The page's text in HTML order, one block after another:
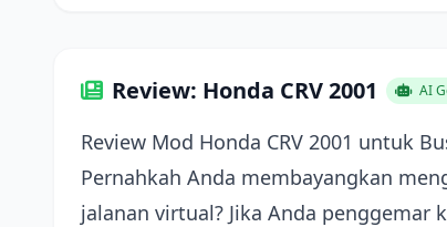
Review: Honda CRV 2001 AI
Review Mod Honda CRV 2001 untuk
Pernahkah Anda membayangkan
jalanan virtual? Jika Anda penggemar